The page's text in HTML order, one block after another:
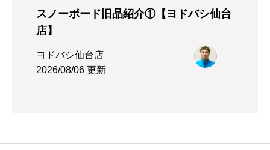
スノーボード旧品紹介①【ヨドバシ仙台
店】
ヨドバシ仙台店
2026/08/06 更新